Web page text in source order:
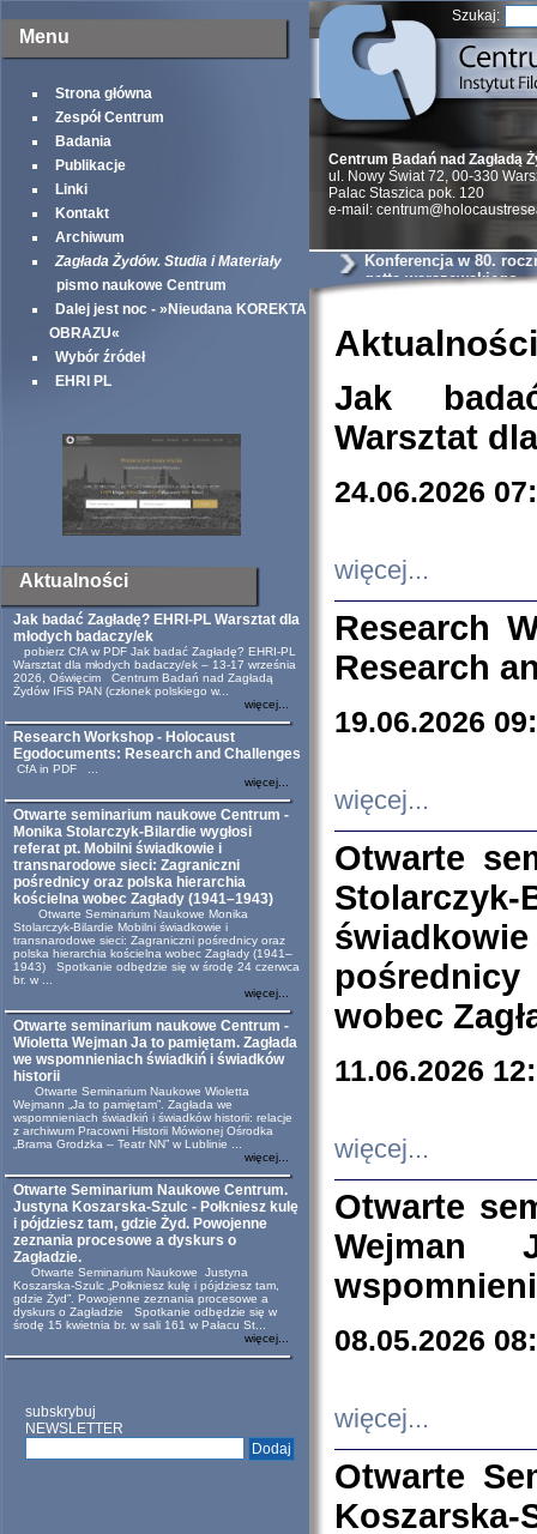
Menu
Strona główna
Zespół Centrum
Badania
Publikacje
Linki
Kontakt
Archiwum
Zagłada Żydów. Studia i Materiały
pismo naukowe Centrum
Dalej jest noc - »Nieudana KOREKTA
OBRAZU«
Wybór źródeł
EHRI PL
Aktualności
Jak badać Zagładę? EHRI-PL Warsztat dla
młodych badaczy/ek
pobierz CfA w PDF Jak badać Zagładę? EHRI-PL
Warsztat dla młodych badaczy/ek – 13-17 września
2026, Oświęcim Centrum Badań nad Zagładą
Żydów IFiS PAN (członek polskiego w...
więcej...
Research Workshop - Holocaust
Egodocuments: Research and Challenges
CfA in PDF ...
więcej...
Otwarte seminarium naukowe Centrum -
Monika Stolarczyk-Bilardie wygłosi
referat pt. Mobilni świadkowie i
transnarodowe sieci: Zagraniczni
pośrednicy oraz polska hierarchia
kościelna wobec Zagłady (1941–1943)
Otwarte Seminarium Naukowe Monika
Stolarczyk-Bilardie Mobilni świadkowie i
transnarodowe sieci: Zagraniczni pośrednicy oraz
polska hierarchia kościelna wobec Zagłady (1941–
1943) Spotkanie odbędzie się w środę 24 czerwca
br. w ...
więcej...
Otwarte seminarium naukowe Centrum -
Wioletta Wejman Ja to pamiętam. Zagłada
we wspomnieniach świadkiń i świadków
historii
Otwarte Seminarium Naukowe Wioletta
Wejmann „Ja to pamiętam”. Zagłada we
wspomnieniach świadkiń i świadków historii: relacje
z archiwum Pracowni Historii Mówionej Ośrodka
„Brama Grodzka – Teatr NN” w Lublinie ...
więcej...
Otwarte Seminarium Naukowe Centrum.
Justyna Koszarska-Szulc - Połkniesz kulę
i pójdziesz tam, gdzie Żyd. Powojenne
zeznania procesowe a dyskurs o
Zagładzie.
Otwarte Seminarium Naukowe Justyna
Koszarska-Szulc „Połkniesz kulę i pójdziesz tam,
gdzie Żyd”. Powojenne zeznania procesowe a
dyskurs o Zagładzie Spotkanie odbędzie się w
środę 15 kwietnia br. w sali 161 w Pałacu St...
więcej...
subskrybuj
NEWSLETTER
Szukaj:
Centrum Badań nad Zagładą
ul. Nowy Świat 72, 00-330
Palac Staszica pok. 120
e-mail:
Konferencja w 80.
getta warszawskiego
Aktualności
Jak
Warsztat
24.06.2026
więcej...
Research
Research
19.06.2026
więcej...
Otwarte
wobec
11.06.2026
więcej...
Otwarte
Wejman
08.05.2026
więcej...
Otwarte
Koszarska-